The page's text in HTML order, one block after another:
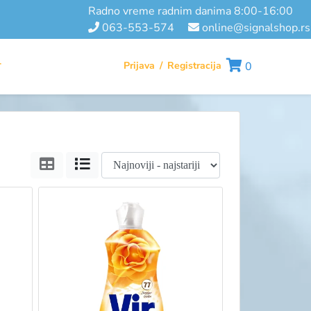
radno vreme radnim danima 8:00-16:00
063-553-574
online@signalshop.rs
Prijava / Registracija 0
TabelaLista